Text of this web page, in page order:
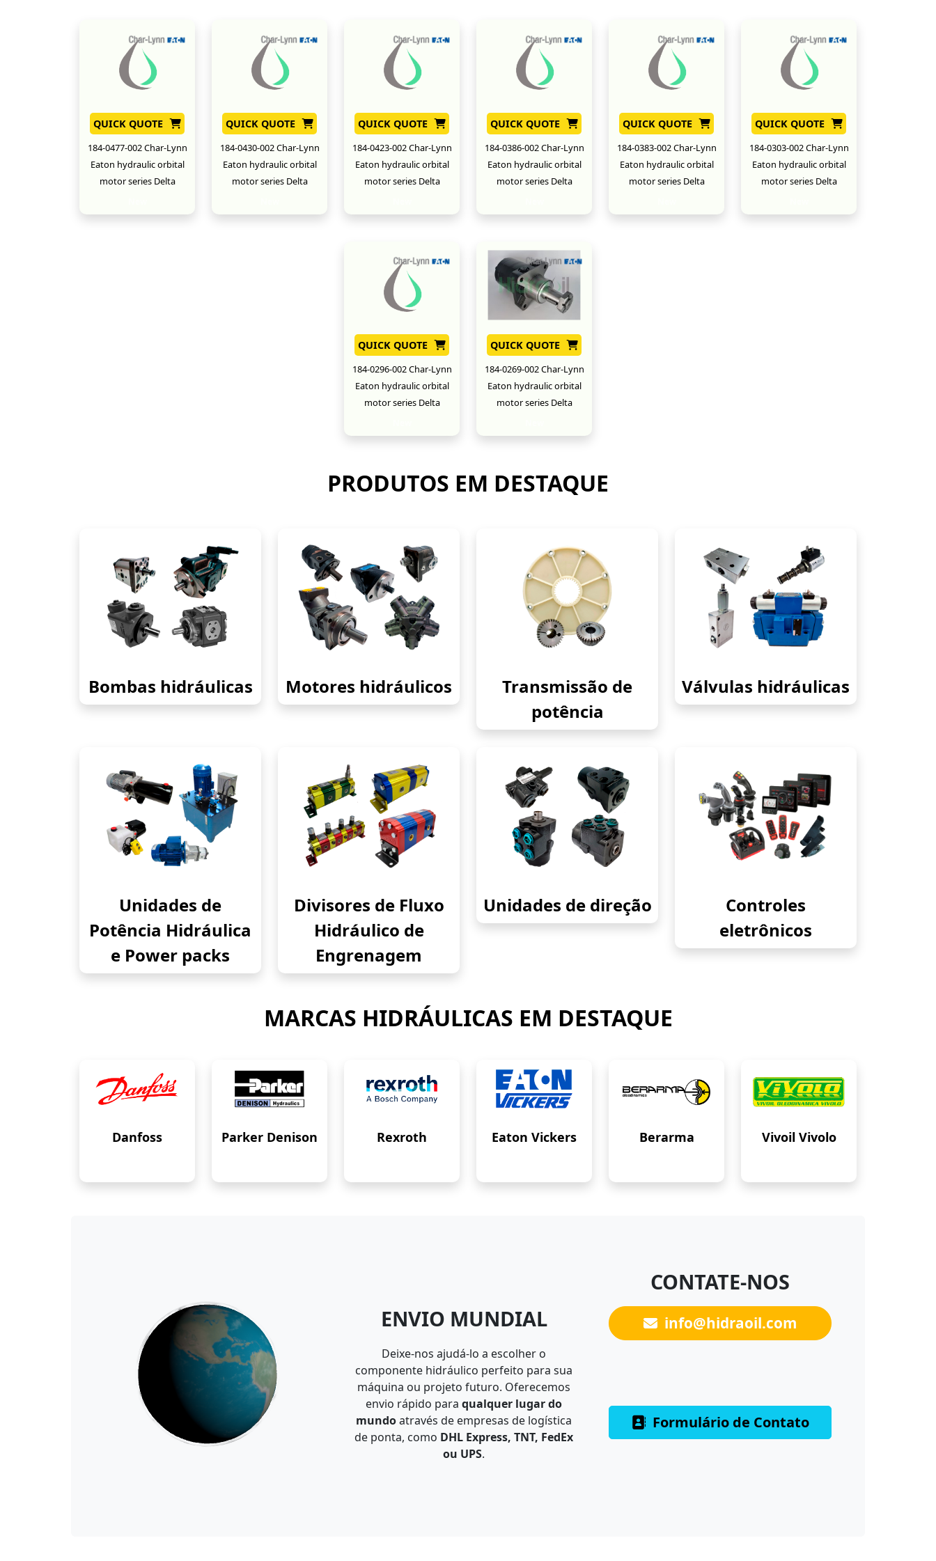
QUICK QUOTE
184-0477-002 Char-Lynn
Eaton hydraulic orbital
motor series Delta
QUICK QUOTE
184-0430-002 Char-Lynn
Eaton hydraulic orbital
motor series Delta
QUICK QUOTE
184-0423-002 Char-Lynn
Eaton hydraulic orbital
motor series Delta
QUICK QUOTE
184-0386-002 Char-Lynn
Eaton hydraulic orbital
motor series Delta
QUICK QUOTE
184-0383-002 Char-Lynn
Eaton hydraulic orbital
motor series Delta
QUICK QUOTE
184-0303-002 Char-Lynn
Eaton hydraulic orbital
motor series Delta
QUICK QUOTE
184-0296-002 Char-Lynn
Eaton hydraulic orbital
motor series Delta
QUICK QUOTE
184-0269-002 Char-Lynn
Eaton hydraulic orbital
motor series Delta
PRODUTOS EM DESTAQUE
Bombas hidráulicas Motores hidráulicos
Transmissão de
potência
Válvulas hidráulicas
Unidades de
Potência Hidráulica
e Power packs
Divisores de Fluxo
Hidráulico de
Engrenagem
Unidades de direção
Controles
eletrônicos
MARCAS HIDRÁULICAS EM DESTAQUE
Danfoss Parker Denison Rexroth Eaton Vickers Berarma Vivoil Vivolo
ENVIO MUNDIAL
Deixe-nos ajudá-lo a escolher o
componente hidráulico perfeito para sua
máquina ou projeto futuro. Oferecemos
envio rápido para qualquer lugar do
mundoatravés de empresas de logística
de ponta, como DHL Express, TNT, FedEx
ou UPS.
CONTATE-NOS
info@hidraoil.com
Formulário de Contato